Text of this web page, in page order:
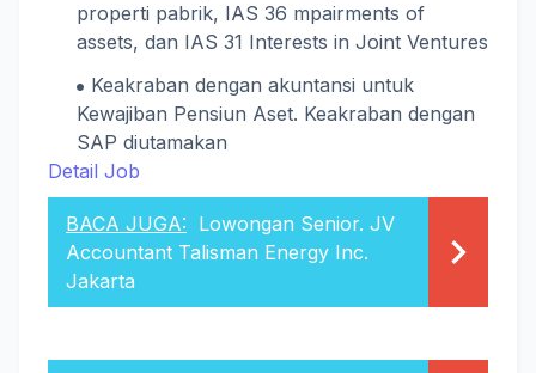
properti pabrik, IAS 36 mpairments of
assets, dan IAS 31 Interests in Joint Ventures
Keakraban dengan akuntansi untuk
Kewajiban Pensiun Aset. Keakraban dengan
SAP diutamakan
Detail Job
BACA JUGA: Lowongan Senior. JV
Accountant Talisman Energy Inc.
Jakarta